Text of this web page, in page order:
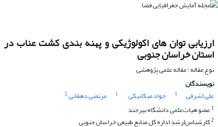
ارزیابی توان های اکولوژیکی و پهنه بندی کشت عناب در
استان خراسان جنوبی
نوع مقاله : مقاله علمی پژوهشی
نویسندگان
علی اشرفی
1 جواد میکانیکی 1 مرتضی دهقانی2
1عضو هیات‌علمی دانشگاه بیرجند
2کارشناس‌ارشد اداره کل منابع طبیعی خراسان جنوبی